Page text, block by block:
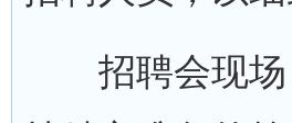
招聘会现场